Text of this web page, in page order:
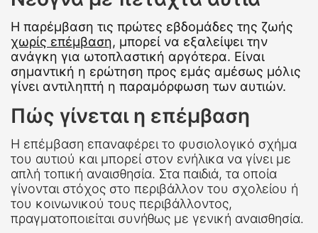
Η παρέμβαση τις πρώτες εβδομάδες της ζωής
χωρίς επέμβαση, μπορεί να εξαλείψει την
ανάγκη για ωτοπλαστική αργότερα. Είναι
σημαντική η ερώτηση προς εμάς αμέσως μόλις
γίνει αντιληπτή η παραμόρφωση των αυτιών.
Πώς γίνεται η επέμβαση
Η επέμβαση επαναφέρει το φυσιολογικό σχήμα
του αυτιού και μπορεί στον ενήλικα να γίνει με
απλή τοπική αναισθησία. Στα παιδιά, τα οποία
γίνονται στόχος στο περιβάλλον του σχολείου ή
του κοινωνικού τους περιβάλλοντος,
πραγματοποιείται συνήθως με γενική αναισθησία.